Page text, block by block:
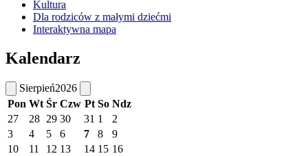
Kultura
Dla rodziców z małymi dziećmi
Interaktywna mapa
Kalendarz
Sierpień2026
Pon Wt Śr Czw Pt So Ndz
27
28 29 30 31 1
2
3
4 5 6 7 8
9
10
11 12 13 14 15 16